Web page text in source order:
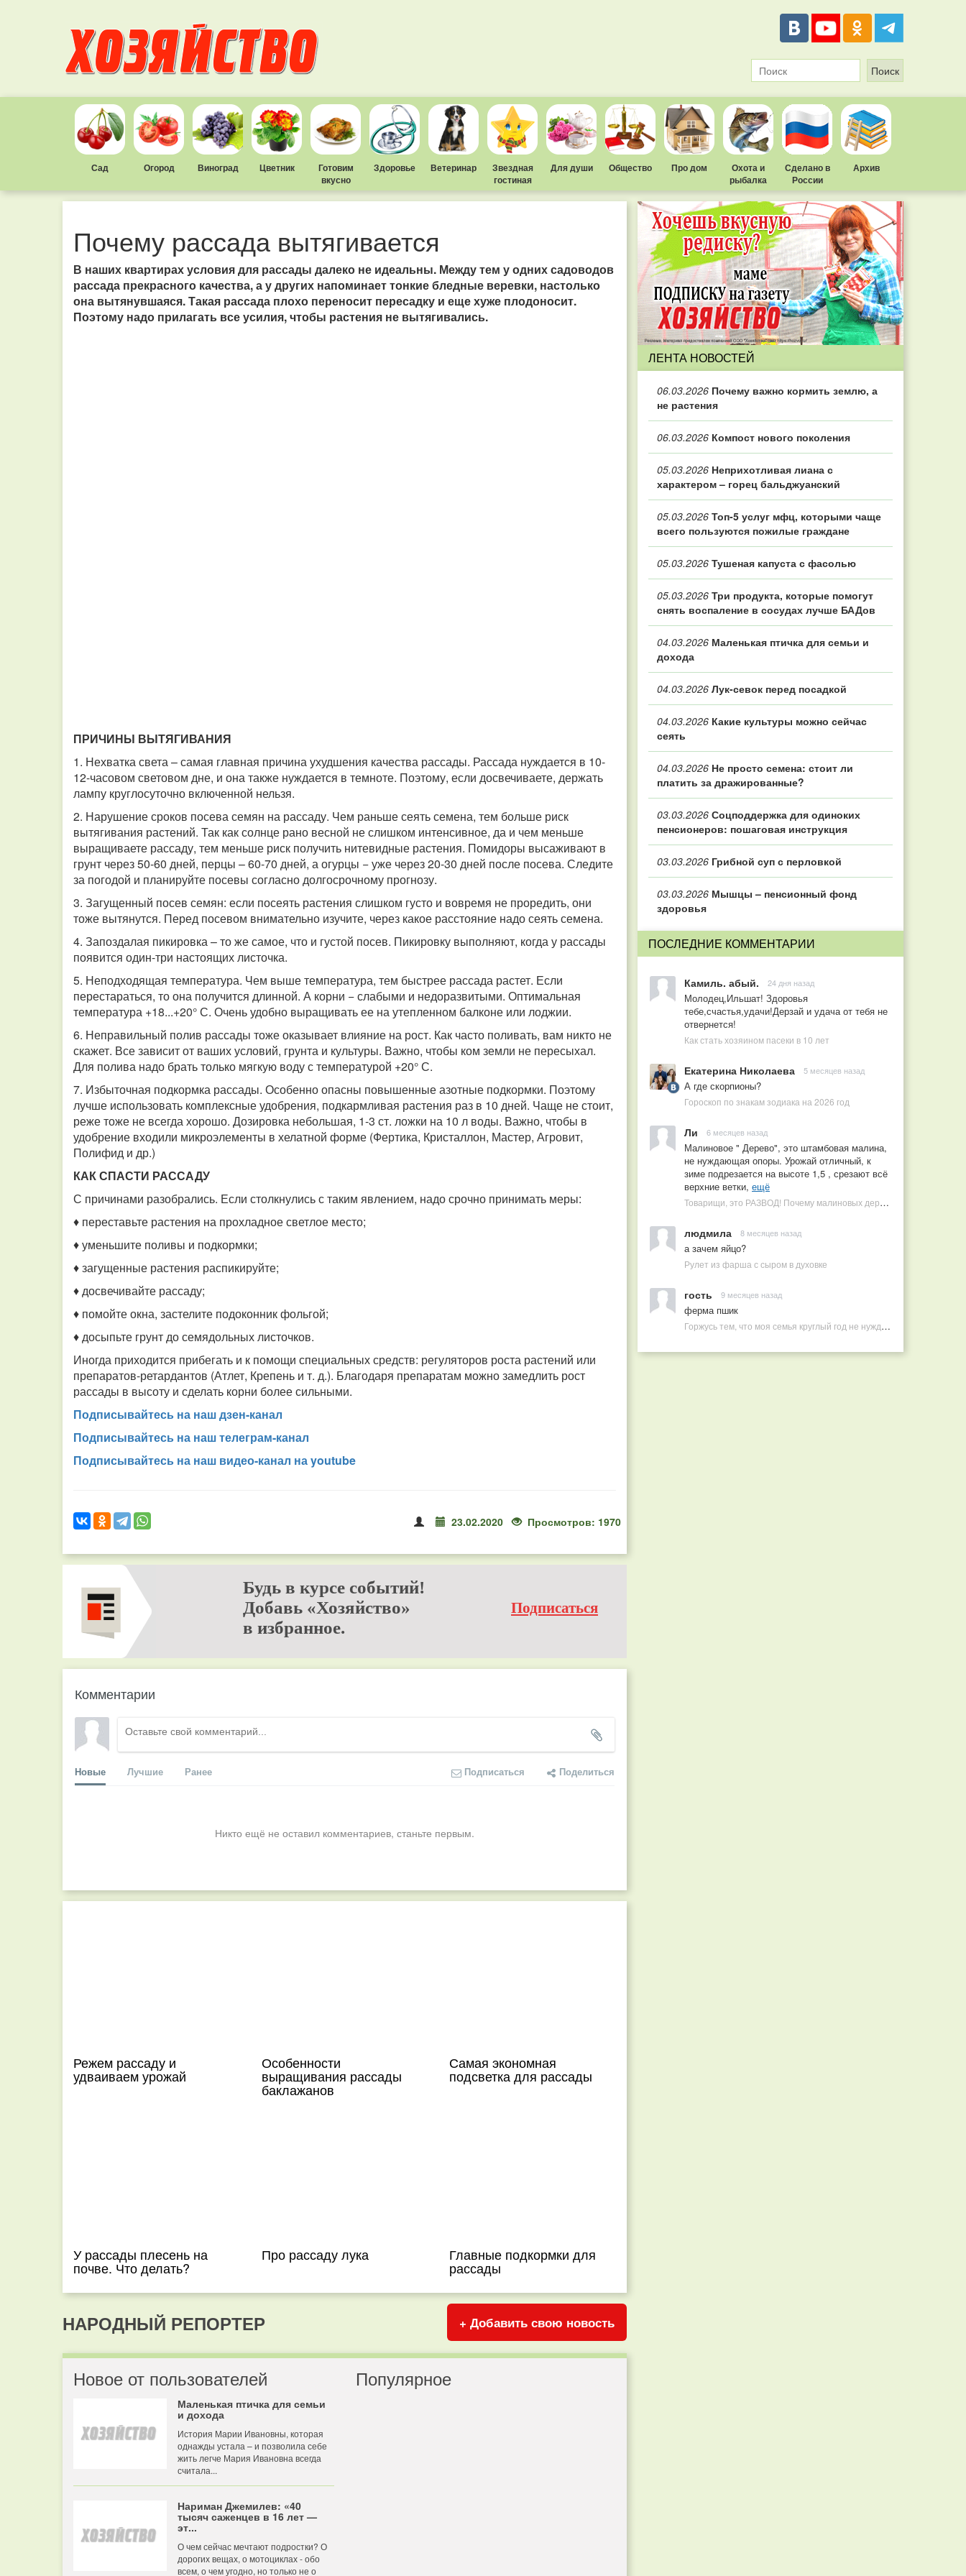
Сад Огород Виноград Цветник
Готовим
вкусно
Здоровье Ветеринар
Звездная
гостиная
Для души Общество Про дом
Охота и
рыбалка
Сделано в
России
Архив
Почему рассада вытягивается
В наших квартирах условия для рассады далеко не идеальны. Между тем у одних садоводов
рассада прекрасного качества, а у других напоминает тонкие бледные веревки, настолько
она вытянувшаяся. Такая рассада плохо переносит пересадку и еще хуже плодоносит.
Поэтому надо прилагать все усилия, чтобы растения не вытягивались.
ПРИЧИНЫ ВЫТЯГИВАНИЯ
1. Нехватка света – самая главная причина ухудшения качества рассады. Рассада нуждается в 10-
12-часовом световом дне, и она также нуждается в темноте. Поэтому, если досвечиваете, держать
лампу круглосуточно включенной нельзя.
2. Нарушение сроков посева семян на рассаду. Чем раньше сеять семена, тем больше риск
вытягивания растений. Так как солнце рано весной не слишком интенсивное, да и чем меньше
выращиваете рассаду, тем меньше риск получить нитевидные растения. Помидоры высаживают в
грунт через 50-60 дней, перцы – 60-70 дней, а огурцы − уже через 20-30 дней после посева. Следите
за погодой и планируйте посевы согласно долгосрочному прогнозу.
3. Загущенный посев семян: если посеять растения слишком густо и вовремя не проредить, они
тоже вытянутся. Перед посевом внимательно изучите, через какое расстояние надо сеять семена.
4. Запоздалая пикировка – то же самое, что и густой посев. Пикировку выполняют, когда у рассады
появится один-три настоящих листочка.
5. Неподходящая температура. Чем выше температура, тем быстрее рассада растет. Если
перестараться, то она получится длинной. А корни − слабыми и недоразвитыми. Оптимальная
температура +18...+20° С. Очень удобно выращивать ее на утепленном балконе или лоджии.
6. Неправильный полив рассады тоже оказывает влияние на рост. Как часто поливать, вам никто не
скажет. Все зависит от ваших условий, грунта и культуры. Важно, чтобы ком земли не пересыхал.
Для полива надо брать только мягкую воду с температурой +20° С.
7. Избыточная подкормка рассады. Особенно опасны повышенные азотные подкормки. Поэтому
лучше использовать комплексные удобрения, подкармливая растения раз в 10 дней. Чаще не стоит,
реже тоже не всегда хорошо. Дозировка небольшая, 1-3 ст. ложки на 10 л воды. Важно, чтобы в
удобрение входили микроэлементы в хелатной форме (Фертика, Кристаллон, Мастер, Агровит,
Полифид и др.)
КАК СПАСТИ РАССАДУ
С причинами разобрались. Если столкнулись с таким явлением, надо срочно принимать меры:
♦ переставьте растения на прохладное светлое место;
♦ уменьшите поливы и подкормки;
♦ загущенные растения распикируйте;
♦ досвечивайте рассаду;
♦ помойте окна, застелите подоконник фольгой;
♦ досыпьте грунт до семядольных листочков.
Иногда приходится прибегать и к помощи специальных средств: регуляторов роста растений или
препаратов-ретардантов (Атлет, Крепень и т. д.). Благодаря препаратам можно замедлить рост
рассады в высоту и сделать корни более сильными.
Подписывайтесь на наш дзен-канал
Подписывайтесь на наш телеграм-канал
Подписывайтесь на наш видео-канал на youtube
23.02.2020 Просмотров: 1970
Будь в курсе событий!
Добавь «Хозяйство»
в избранное.
Подписаться
Комментарии
Новые Лучшие Ранее Подписаться Поделиться
Никто ещё не оставил комментариев, станьте первым.
Режем рассаду и
удваиваем урожай
Особенности
выращивания рассады
баклажанов
Самая экономная
подсветка для рассады
У рассады плесень на
почве. Что делать?
Про рассаду лука Главные подкормки для
рассады
НАРОДНЫЙ РЕПОРТЕР + Добавить свою новость
Новое от пользователей
Маленькая птичка для семьи
и дохода
История Марии Ивановны, которая
однажды устала – и позволила себе
жить легче Мария Ивановна всегда
считала...
Нариман Джемилев: «40
тысяч саженцев в 16 лет —
эт...
О чем сейчас мечтают подростки? О
дорогих вещах, о мотоциклах - обо
всем, о чем угодно, но только не о
Популярное
ЛЕНТА НОВОСТЕЙ
06.03.2026 Почему важно кормить землю, а
не растения
06.03.2026 Компост нового поколения
05.03.2026 Неприхотливая лиана с
характером – горец бальджуанский
05.03.2026 Топ‑5 услуг мфц, которыми чаще
всего пользуются пожилые граждане
05.03.2026 Тушеная капуста с фасолью
05.03.2026 Три продукта, которые помогут
снять воспаление в сосудах лучше БАДов
04.03.2026 Маленькая птичка для семьи и
дохода
04.03.2026 Лук-севок перед посадкой
04.03.2026 Какие культуры можно сейчас
сеять
04.03.2026 Не просто семена: стоит ли
платить за дражированные?
03.03.2026 Соцподдержка для одиноких
пенсионеров: пошаговая инструкция
03.03.2026 Грибной суп с перловкой
03.03.2026 Мышцы – пенсионный фонд
здоровья
ПОСЛЕДНИЕ КОММЕНТАРИИ
Камиль. абый. 24 дня назад
Молодец,Ильшат! Здоровья
тебе,счастья,удачи!Дерзай и удача от тебя не
отвернется!
Как стать хозяином пасеки в 10 лет
Екатерина Николаева 5 месяцев назад
А где скорпионы?
Гороскоп по знакам зодиака на 2026 год
Ли 6 месяцев назад
Малиновое " Дерево", это штамбовая малина,
не нуждающая опоры. Урожай отличный, к
зиме подрезается на высоте 1,5 , срезают всё
верхние ветки, ещё
Товарищи, это РАЗВОД! Почему малиновых деревьев не бывает, или Как ушлые продавцы наживаются на мечтах садоводов
людмила 8 месяцев назад
а зачем яйцо?
Рулет из фарша с сыром в духовке
гость 9 месяцев назад
ферма пшик
Горжусь тем, что моя семья круглый год не нуждается в покупных витаминах